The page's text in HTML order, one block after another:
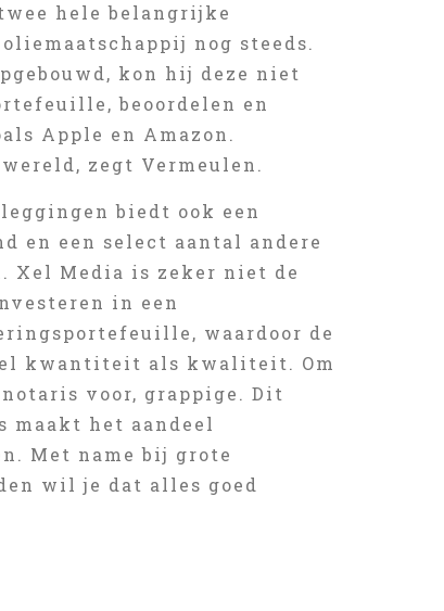
hele belangrijke
nog steeds.
kon hij deze niet
beoordelen en
Apple en Amazon.
zegt Vermeulen.
biedt ook een
en een select aantal andere
Xel Media is zeker niet de
in een
waardoor de
kwantiteit als kwaliteit. Om
voor, grappige. Dit
maakt het aandeel
Met name bij grote
wil je dat alles goed